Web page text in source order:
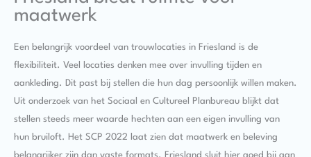
maatwerk
Een belangrijk voordeel van trouwlocaties in Friesland is de
flexibiliteit. Veel locaties denken mee over invulling tijden en
aankleding. Dit past bij stellen die hun dag persoonlijk willen maken.
Uit onderzoek van het Sociaal en Cultureel Planbureau blijkt dat
stellen steeds meer waarde hechten aan een eigen invulling van
hun bruiloft. Het SCP 2022 laat zien dat maatwerk en beleving